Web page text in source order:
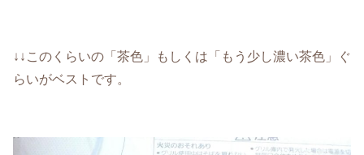
↓↓このくらいの「茶色」もしくは「もう少し濃い茶色」ぐ
らいがベストです。